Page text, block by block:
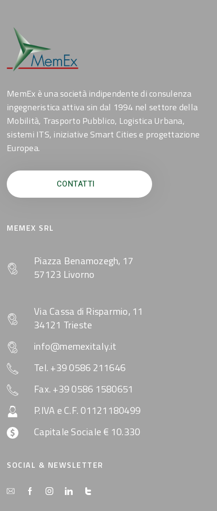
MemEx è una società indipendente di consulenza
ingegneristica attiva sin dal 1994 nel settore della
Mobilità, Trasporto Pubblico, Logistica Urbana,
sistemi ITS, iniziative Smart Cities e progettazione
Europea.
CONTATTI
MEMEX SRL
Piazza Benamozegh, 17
57123 Livorno
Via Cassa di Risparmio, 11
34121 Trieste
info@memexitaly.it
Tel. +39 0586 211646
Fax. +39 0586 1580651
P.IVA e C.F. 01121180499
Capitale Sociale € 10.330
SOCIAL & NEWSLETTER